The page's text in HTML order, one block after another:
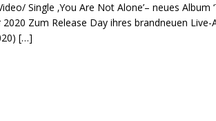
Single ‚You Are Not Alone’– neues Album
Zum Release Day ihres brandneuen Live-
[…]